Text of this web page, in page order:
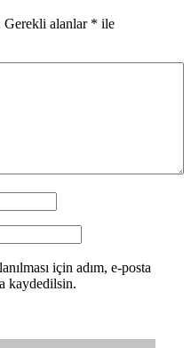
Gerekli alanlar * ile
için adım, e-posta
kaydedilsin.